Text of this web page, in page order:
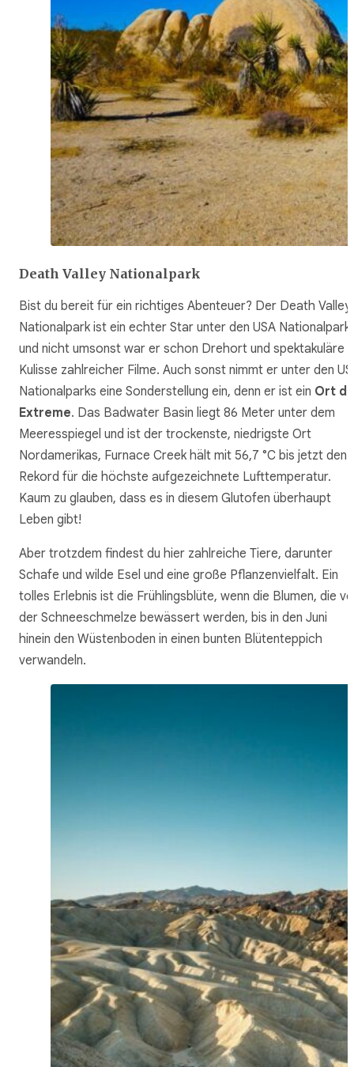
Death Valley Nationalpark
Bist du bereit für ein richtiges Abenteuer? Der Death Valley
Nationalpark ist ein echter Star unter den USA
und nicht umsonst war er schon Drehort und spektakuläre
Kulisse zahlreicher Filme. Auch sonst nimmt er unter den
Nationalparks eine Sonderstellung ein, denn er ist ein Ort
Extreme. Das Badwater Basin liegt 86 Meter unter dem
Meeresspiegel und ist der trockenste, niedrigste Ort
Nordamerikas, Furnace Creek hält mit 56,7 °C bis jetzt den
Rekord für die höchste aufgezeichnete Lufttemperatur.
Kaum zu glauben, dass es in diesem Glutofen überhaupt
Leben gibt!
Aber trotzdem findest du hier zahlreiche Tiere, darunter
Schafe und wilde Esel und eine große Pflanzenvielfalt. Ein
tolles Erlebnis ist die Frühlingsblüte, wenn die Blumen, die
der Schneeschmelze bewässert werden, bis in den Juni
hinein den Wüstenboden in einen bunten Blütenteppich
verwandeln.